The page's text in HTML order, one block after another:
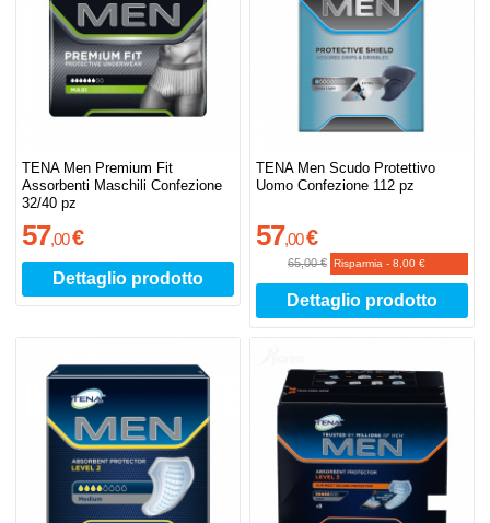
TENA Men Premium Fit
Assorbenti Maschili Confezione
32/40 pz
57,00€
Dettaglio prodotto
TENA Men Scudo Protettivo
Uomo Confezione 112 pz
57,00€
65,00 € Risparmia -8,00 €
Dettaglio prodotto